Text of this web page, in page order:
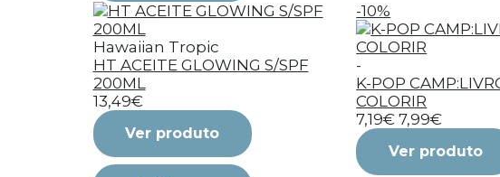
Hawaiian Tropic
HT ACEITE GLOWING S/SPF
200ML
13,49€
Ver produto
-10%
-
K-POP
COLORIR
7,19€ 7,99€
Ver produto